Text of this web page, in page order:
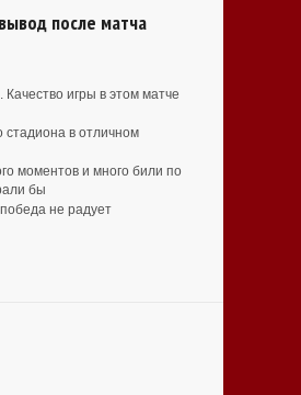
после матча
Качество игры в этом матче
стадиона в отличном
моментов и много били по
бы
не радует